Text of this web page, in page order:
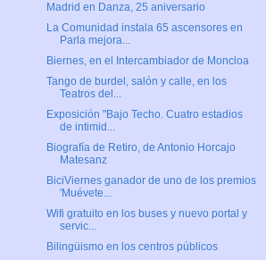
Madrid en Danza, 25 aniversario
La Comunidad instala 65 ascensores en
Parla mejora...
Biernes, en el Intercambiador de Moncloa
Tango de burdel, salón y calle, en los
Teatros del...
Exposición "Bajo Techo. Cuatro estadios
de intimid...
Biografía de Retiro, de Antonio Horcajo
Matesanz
BiciViernes ganador de uno de los premios
'Muévete...
Wifi gratuito en los buses y nuevo portal y
servic...
Bilingüismo en los centros públicos